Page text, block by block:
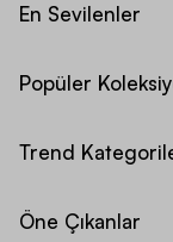
En Sevilenler
Popüler
Trend
Öne Çıkanlar